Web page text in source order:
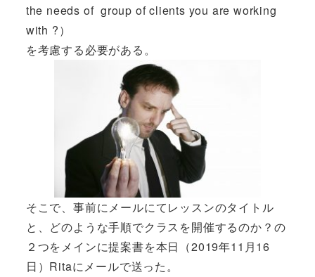
the needs of group of clients you are working
with ?）
を考慮する必要がある。
そこで、事前にメールにてレッスンのタイトル
と、どのような手順でクラスを開催するのか？の
２つをメインに提案書を本日（2019年11月16
日）Ritaにメールで送った。